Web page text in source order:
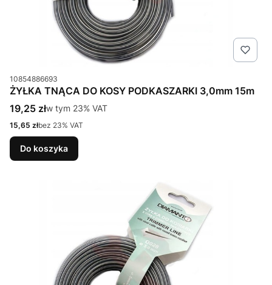
Kod produktu
10854886693
ŻYŁKA TNĄCA DO KOSY PODKASZARKI 3,0mm 15m
Cena brutto
19,25 złw tym %s VAT
w tym 23% VAT
Cena netto
15,65 złbez 23% VAT
Do koszyka